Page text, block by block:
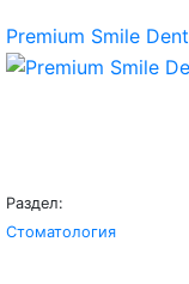
Premium Smile Dent
Раздел:
Стоматология